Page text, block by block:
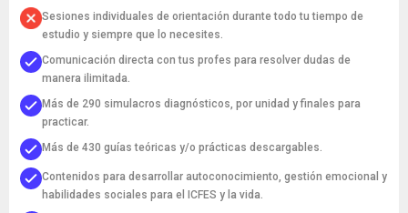
Sesiones individuales de orientación durante todo tu tiempo de
estudio y siempre que lo necesites.
Comunicación directa con tus profes para resolver dudas de
manera ilimitada.
Más de 290 simulacros diagnósticos, por unidad y finales para
practicar.
Más de 430 guías teóricas y/o prácticas descargables.
Contenidos para desarrollar autoconocimiento, gestión emocional y
habilidades sociales para el ICFES y la vida.